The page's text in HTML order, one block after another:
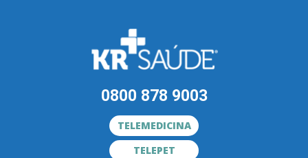
0800 878 9003
TELEMEDICINA
TELEPET